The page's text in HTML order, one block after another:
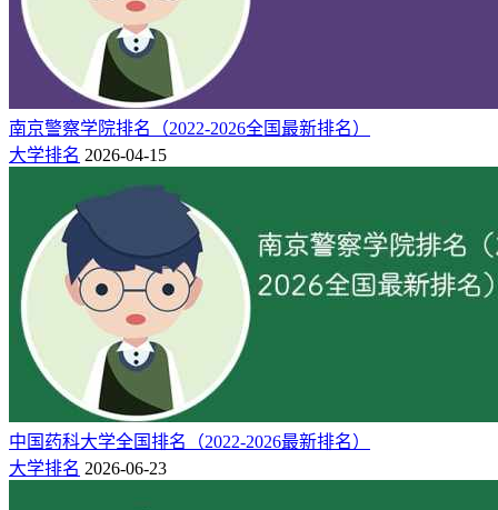
南京警察学院排名（2022-2026全国最新排名）
大学排名 2026-04-15
中国药科大学全国排名（2022-2026最新排名）
大学排名 2026-06-23